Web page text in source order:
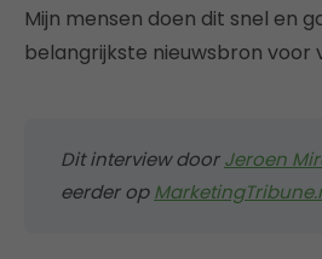
Mijn mensen doen dit snel en
belangrijkste nieuwsbron voor
Dit interview doorJeroen
eerder op